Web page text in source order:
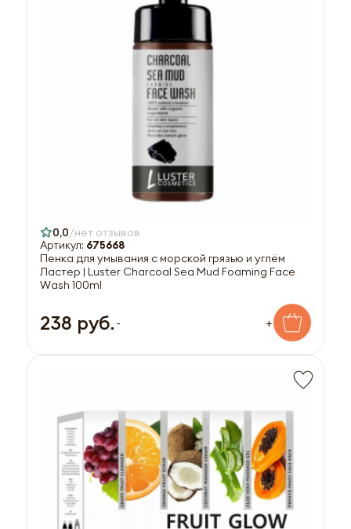
0,0 нет отзывов
Артикул: 675668
Пенка для умывания с морской грязью и углём
Ластер | Luster Charcoal Sea Mud Foaming Face
Wash 100ml
238 руб. - +